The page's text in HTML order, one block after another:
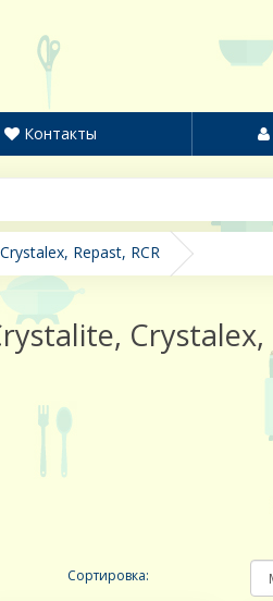
Контакты
Repast, RCR
Crystalex,
Сортировка: